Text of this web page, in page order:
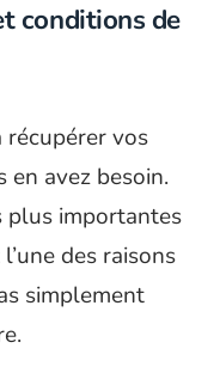
conditions de
récupérer vos
avez besoin.
plus importantes
des raisons
simplement